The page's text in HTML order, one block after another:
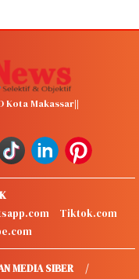
Kota Makassar||
Tiktok.com
MEDIA SIBER